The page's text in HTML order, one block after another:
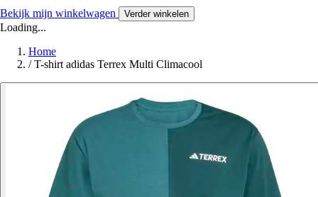
Bekijk mijn winkelwagen Verder winkelen
Loading...
Home
/ T-shirt adidas Terrex Multi Climacool